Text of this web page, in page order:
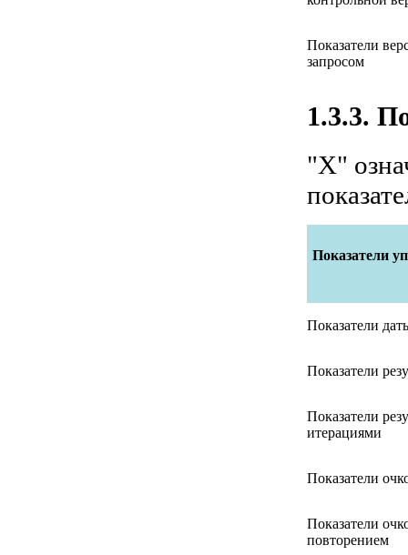
Показатели
запросом
1.3.3.
"X"
Показатели
Показатели
Показатели
Показатели
итерациями
Показатели
Показатели
повторением